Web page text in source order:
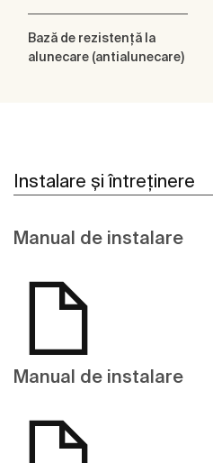
Bază de rezistenţă la
alunecare (antialunecare)
Instalare și întreținere
Manual de instalare
Manual de instalare